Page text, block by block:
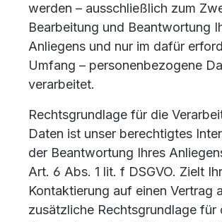
werden – ausschließlich zum
Bearbeitung und Beantwortung
Anliegens und nur im dafür
Umfang – personenbezogene
verarbeitet.
Rechtsgrundlage für die
Daten ist unser berechtigtes
der Beantwortung Ihres
Art. 6 Abs. 1 lit. f DSGVO. Zielt
Kontaktierung auf einen Vertrag
zusätzliche Rechtsgrundlage für